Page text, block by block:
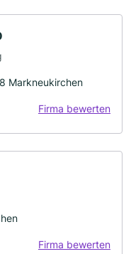
Markneukirchen
Firma bewerten
Firma bewerten